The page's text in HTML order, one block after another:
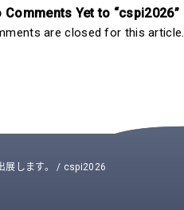
Comments Yet to “cspi2026”
are closed for this article.
します。 / cspi2026